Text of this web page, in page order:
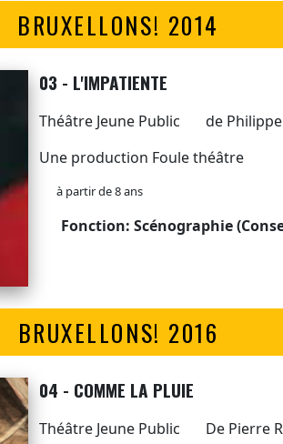
BRUXELLONS! 2014
03 - L'IMPATIENTE
Théâtre Jeune Public
de
Une production Foule théâtre
à partir de 8 ans
Fonction: Scénographie
BRUXELLONS! 2016
04 - COMME LA PLUIE
Théâtre Jeune Public
De Pierre